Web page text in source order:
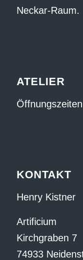
Neckar-Raum.
ATELIER
KONTAKT
Henry Kistner
Artificium
Kirchgraben 7
74933